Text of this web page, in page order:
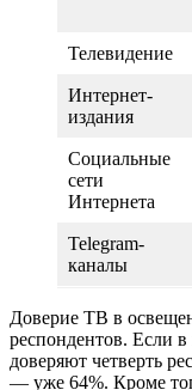
Телевидение
Интернет-
издания
Социальные
сети
Интернета
Telegram-
каналы
Доверие ТВ в
респондентов. Если
доверяют четверть
— уже 64%. Кроме